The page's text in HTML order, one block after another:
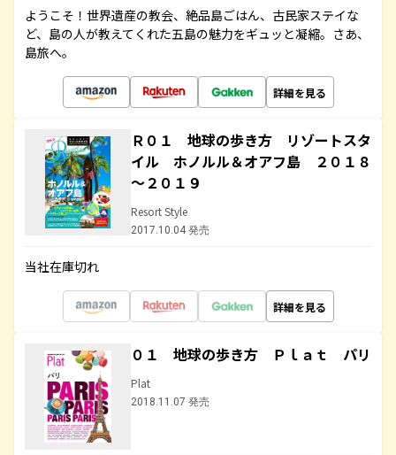
ようこそ！世界遺産の教会、絶品島ごはん、古民家ステイな
ど、島の人が教えてくれた五島の魅力をギュッと凝縮。さあ、
島旅へ。
詳細を見る
Ｒ０１ 地球の歩き方 リゾートスタ
イル ホノルル＆オアフ島 ２０１８
～２０１９
Resort Style
2017.10.04 発売
当社在庫切れ
詳細を見る
０１ 地球の歩き方 Ｐｌａｔ パリ
Plat
2018.11.07 発売